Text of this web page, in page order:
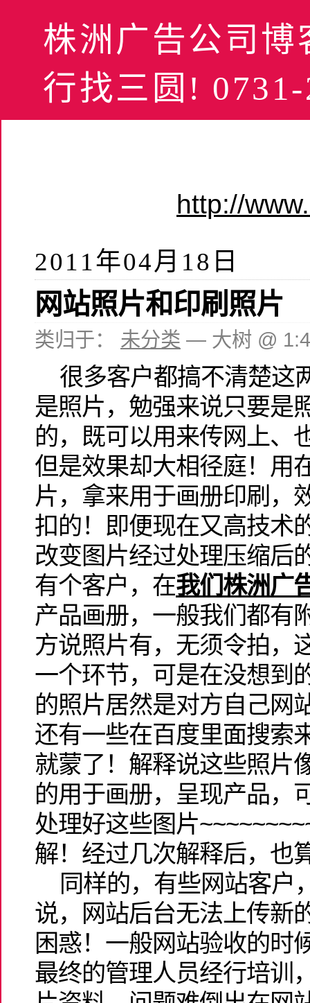
株洲广告公司
行找三圆!
http://
2011年04月18日
网站照片和印刷照片
类归于： 未分类 — 大树 @
很多客户都搞不清楚这
是照片，勉强来说只要是
的，既可以用来传网上、
但是效果却大相径庭！用
片，拿来用于画册印刷，
扣的！即便现在又高技术
改变图片经过处理压缩后
有个客户，在我们株洲广
产品画册，一般我们都有
方说照片有，无须令拍，
一个环节，可是在没想到
的照片居然是对方自己网
还有一些在百度里面搜索
就蒙了！解释说这些照片
的用于画册，呈现产品，
处理好这些图片
解！经过几次解释后，也
同样的，有些网站客户
说，网站后台无法上传新
困惑！一般网站验收的时
最终的管理人员经行培训